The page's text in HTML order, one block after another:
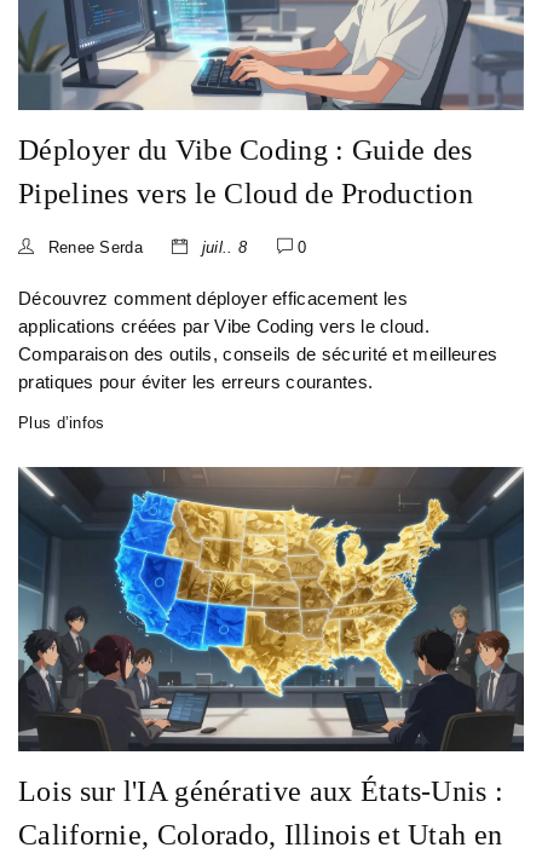
Déployer du Vibe Coding : Guide des
Pipelines vers le Cloud de Production
Renee Serda juil.. 8 0
Découvrez comment déployer efficacement les
applications créées par Vibe Coding vers le cloud.
Comparaison des outils, conseils de sécurité et meilleures
pratiques pour éviter les erreurs courantes.
Plus d’infos
Lois sur l'IA générative aux États-Unis :
Californie, Colorado, Illinois et Utah en